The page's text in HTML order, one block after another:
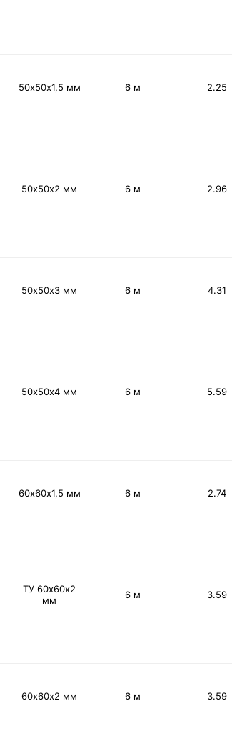
50х50х1,5 мм 6 м 2.25
50х50х2 мм 6 м 2.96
50х50х3 мм 6 м 4.31
50х50х4 мм 6 м 5.59
60х60х1,5 мм 6 м 2.74
ТУ 60х60х2
мм
6 м 3.59
60х60х2 мм 6 м 3.59